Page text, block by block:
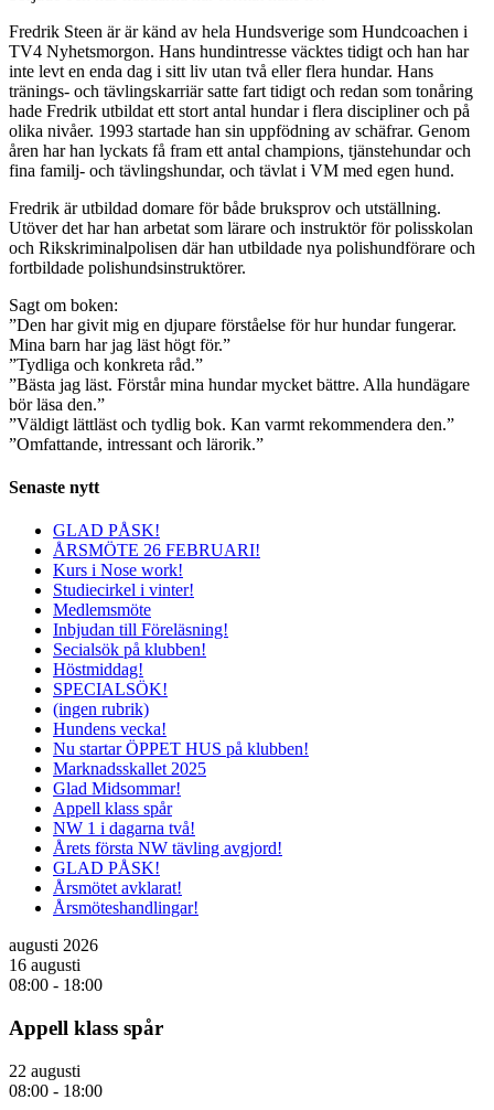
Fredrik Steen är är känd av hela Hundsverige som Hundcoachen i
TV4 Nyhetsmorgon. Hans hundintresse väcktes tidigt och han har
inte levt en enda dag i sitt liv utan två eller flera hundar. Hans
tränings- och tävlingskarriär satte fart tidigt och redan som tonåring
hade Fredrik utbildat ett stort antal hundar i flera discipliner och på
olika nivåer. 1993 startade han sin uppfödning av schäfrar. Genom
åren har han lyckats få fram ett antal champions, tjänstehundar och
fina familj- och tävlingshundar, och tävlat i VM med egen hund.
Fredrik är utbildad domare för både bruksprov och utställning.
Utöver det har han arbetat som lärare och instruktör för polisskolan
och Rikskriminalpolisen där han utbildade nya polishundförare och
fortbildade polishundsinstruktörer.
Sagt om boken:
”Den har givit mig en djupare förståelse för hur hundar fungerar.
Mina barn har jag läst högt för.”
”Tydliga och konkreta råd.”
”Bästa jag läst. Förstår mina hundar mycket bättre. Alla hundägare
bör läsa den.”
”Väldigt lättläst och tydlig bok. Kan varmt rekommendera den.”
”Omfattande, intressant och lärorik.”
Senaste nytt
GLAD PÅSK!
ÅRSMÖTE 26 FEBRUARI!
Kurs i Nose work!
Studiecirkel i vinter!
Medlemsmöte
Inbjudan till Föreläsning!
Secialsök på klubben!
Höstmiddag!
SPECIALSÖK!
(ingen rubrik)
Hundens vecka!
Nu startar ÖPPET HUS på klubben!
Marknadsskallet 2025
Glad Midsommar!
Appell klass spår
NW 1 i dagarna två!
Årets första NW tävling avgjord!
GLAD PÅSK!
Årsmötet avklarat!
Årsmöteshandlingar!
augusti 2026
16 augusti
08:00 - 18:00
Appell klass spår
22 augusti
08:00 - 18:00